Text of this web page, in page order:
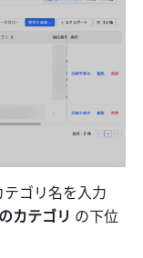
ゴリ名を入力
カテゴリ の下位